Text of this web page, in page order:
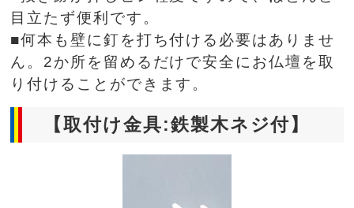
目立たず便利です。
■何本も壁に釘を打ち付ける必要はありませ
ん。2か所を留めるだけで安全にお仏壇を取
り付けることができます。
【取付け金具:鉄製木ネジ付】